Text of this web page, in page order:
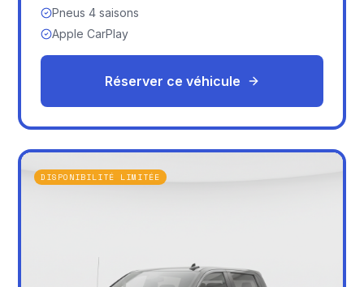
Pneus 4 saisons
Apple CarPlay
Réserver ce véhicule
DISPONIBILITÉ LIMITÉE